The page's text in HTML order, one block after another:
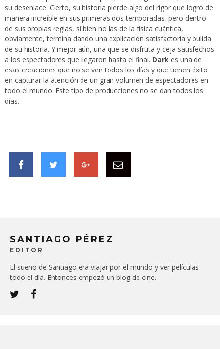
su desenlace. Cierto, su historia pierde algo del rigor que logró de
manera increíble en sus primeras dos temporadas, pero dentro
de sus propias reglas, si bien no las de la física cuántica,
obviamente, termina dando una explicación satisfactoria y pulida
de su historia. Y mejor aún, una que se disfruta y deja satisfechos
a los espectadores que llegaron hasta el final. Dark es una de
esas creaciones que no se ven todos los días y que tienen éxito
en capturar la atención de un gran volumen de espectadores en
todo el mundo. Este tipo de producciones no se dan todos los
días.
SANTIAGO PÉREZ
EDITOR
El sueño de Santiago era viajar por el mundo y ver películas
todo el día. Entonces empezó un blog de cine.